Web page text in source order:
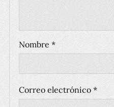
Nombre*
Correo electrónico*